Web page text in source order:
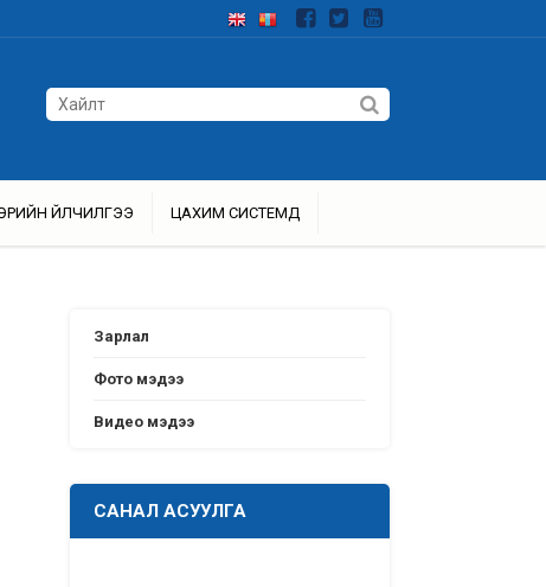
ҮЙЛЧИЛГЭЭ ЦАХИМ СИСТЕМҮҮД
Зарлал
Фото мэдээ
Видео мэдээ
САНАЛ АСУУЛГА